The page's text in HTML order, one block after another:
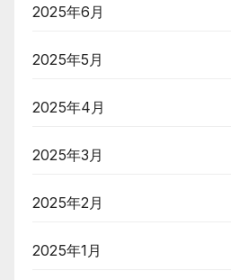
2025年6月
2025年5月
2025年4月
2025年3月
2025年2月
2025年1月